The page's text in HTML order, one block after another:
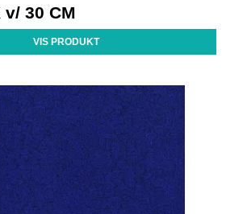
v/ 30 CM
VIS PRODUKT